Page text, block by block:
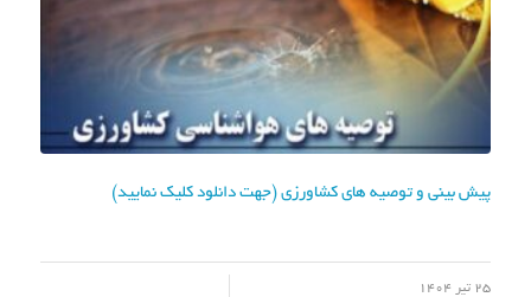
پیش بینی و توصیه های کشاورزی (جهت دانلود کلیک نمایید)
25 تیر 1404